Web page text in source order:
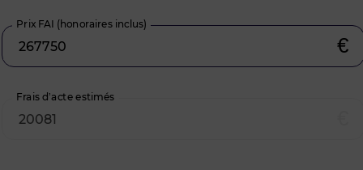
Prix FAI (honoraires inclus)
€
Frais d’acte estimés